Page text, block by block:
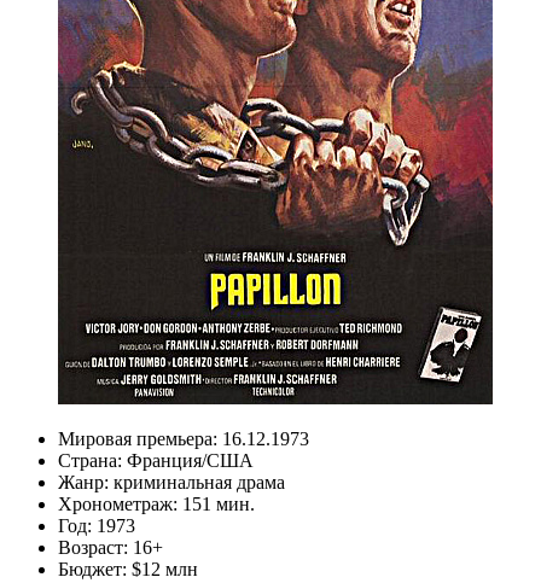
Мировая премьера: 16.12.1973
Страна: Франция/США
Жанр: криминальная драма
Хронометраж: 151 мин.
Год: 1973
Возраст: 16+
Бюджет: $12 млн